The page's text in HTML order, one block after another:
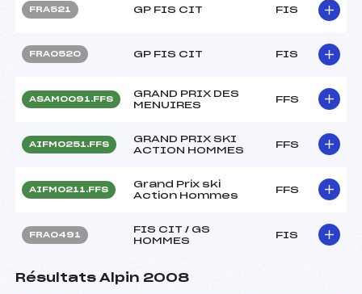
FRA521 GP FIS CIT FIS
FRA0520 GP FIS CIT FIS
ASAM0091.FFS
GRAND PRIX DES
MENUIRES
FFS
AIFM0251.FFS
GRAND PRIX SKI
ACTION HOMMES
FFS
AIFM0211.FFS
Grand Prix ski
Action Hommes
FFS
FRA0491
FIS CIT / GS
HOMMES
FIS
Résultats Alpin 2008